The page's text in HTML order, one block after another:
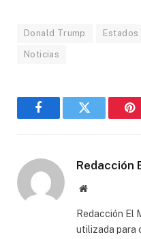
Donald Trump Estados
Noticias
FacebookGorjeo
Redacción
Sitio
Redacción El
utilizada para